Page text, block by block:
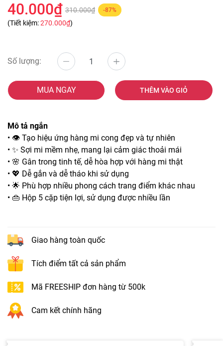
40.000₫ 310.000₫ -87%
(Tiết kiệm:270.000₫)
Số lượng:
MUA NGAY THÊM VÀO GIỎ
Mô tả ngắn
• 👁️ Tạo hiệu ứng hàng mi cong đẹp và tự nhiên
• ✨ Sợi mi mềm nhẹ, mang lại cảm giác thoải mái
• 🌸 Gân trong tinh tế, dễ hòa hợp với hàng mi thật
• 💖 Dễ gắn và dễ tháo khi sử dụng
• 🌟 Phù hợp nhiều phong cách trang điểm khác nhau
• 👜 Hộp 5 cặp tiện lợi, sử dụng được nhiều lần
Giao hàng toàn quốc
Tích điểm tất cả sản phẩm
Mã FREESHIP đơn hàng từ 500k
Cam kết chính hãng